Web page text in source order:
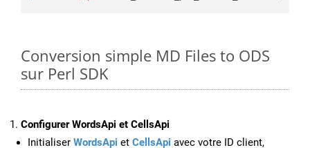
Conversion simple MD Files to ODS
sur Perl SDK
Configurer WordsApi et CellsApi
Initialiser WordsApi et CellsApi avec votre ID client,